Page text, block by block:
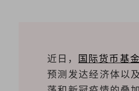
近日， 国际货币基
预测发达经济体以